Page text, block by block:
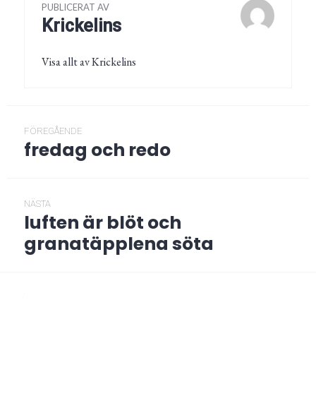
PUBLICERAT AV
Krickelins
Visa allt av Krickelins
FÖREGÅENDE
Föregående
fredag och redo
NÄSTA
Nästa
post:
luften är blöt och
granatäpplena söta